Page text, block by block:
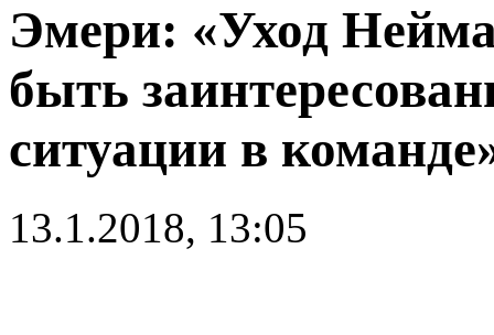
Эмери: «Уход
быть
ситуации в
13.1.2018, 13:05